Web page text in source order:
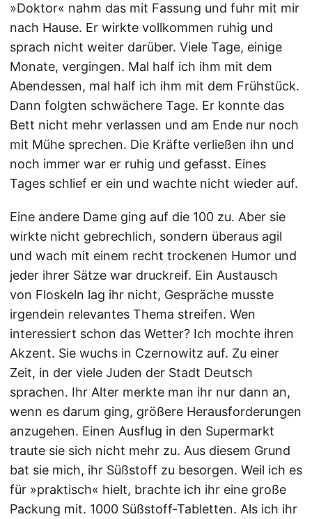
»Doktor« nahm das mit Fassung und fuhr mit mir
nach Hause. Er wirkte vollkommen ruhig und
sprach nicht weiter darüber. Viele Tage, einige
Monate, vergingen. Mal half ich ihm mit dem
Abendessen, mal half ich ihm mit dem Frühstück.
Dann folgten schwächere Tage. Er konnte das
Bett nicht mehr verlassen und am Ende nur noch
mit Mühe sprechen. Die Kräfte verließen ihn und
noch immer war er ruhig und gefasst. Eines
Tages schlief er ein und wachte nicht wieder auf.
Eine andere Dame ging auf die 100 zu. Aber sie
wirkte nicht gebrechlich, sondern überaus agil
und wach mit einem recht trockenen Humor und
jeder ihrer Sätze war druckreif. Ein Austausch
von Floskeln lag ihr nicht, Gespräche musste
irgendein relevantes Thema streifen. Wen
interessiert schon das Wetter? Ich mochte ihren
Akzent. Sie wuchs in Czernowitz auf. Zu einer
Zeit, in der viele Juden der Stadt Deutsch
sprachen. Ihr Alter merkte man ihr nur dann an,
wenn es darum ging, größere Herausforderungen
anzugehen. Einen Ausflug in den Supermarkt
traute sie sich nicht mehr zu. Aus diesem Grund
bat sie mich, ihr Süßstoff zu besorgen. Weil ich es
für »praktisch« hielt, brachte ich ihr eine große
Packung mit. 1000 Süßstoff-Tabletten. Als ich ihr